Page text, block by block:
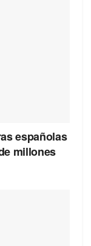
españolas
millones